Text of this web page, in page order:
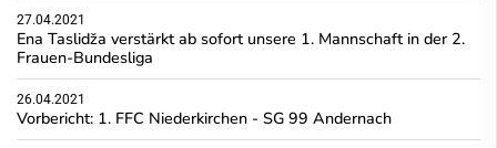
27.04.2021
Ena Taslidža verstärkt ab sofort unsere 1. Mannschaft in der 2.
Frauen-Bundesliga
26.04.2021
Vorbericht: 1. FFC Niederkirchen - SG 99 Andernach